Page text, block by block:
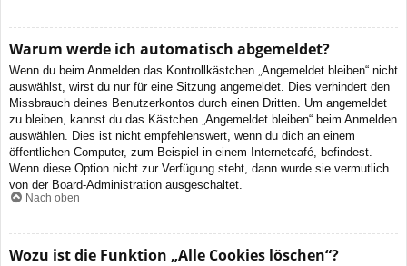
Warum werde ich automatisch abgemeldet?
Wenn du beim Anmelden das Kontrollkästchen „Angemeldet bleiben“ nicht
auswählst, wirst du nur für eine Sitzung angemeldet. Dies verhindert den
Missbrauch deines Benutzerkontos durch einen Dritten. Um angemeldet
zu bleiben, kannst du das Kästchen „Angemeldet bleiben“ beim Anmelden
auswählen. Dies ist nicht empfehlenswert, wenn du dich an einem
öffentlichen Computer, zum Beispiel in einem Internetcafé, befindest.
Wenn diese Option nicht zur Verfügung steht, dann wurde sie vermutlich
von der Board-Administration ausgeschaltet.
Nach oben
Wozu ist die Funktion „Alle Cookies löschen“?